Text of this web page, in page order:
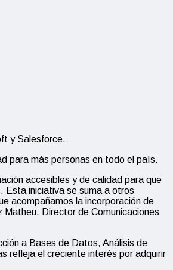
y Salesforce.
para más personas en todo el país.
accesibles y de calidad para que
Esta iniciativa se suma a otros
acompañamos la incorporación de
Director de Comunicaciones
a Bases de Datos, Análisis de
refleja el creciente interés por adquirir